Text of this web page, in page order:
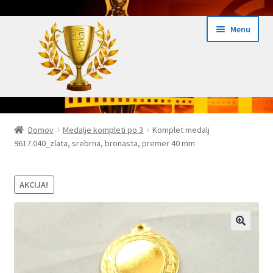
navigation
content
Menu
Domov
Domov Pokali.net
Ekspres izdelava pokalov 24h
Domov Medalje kompleti po 3
Komplet medalj
9617.040_zlata, srebrna, bronasta, premer 40 mm
AKCIJA!